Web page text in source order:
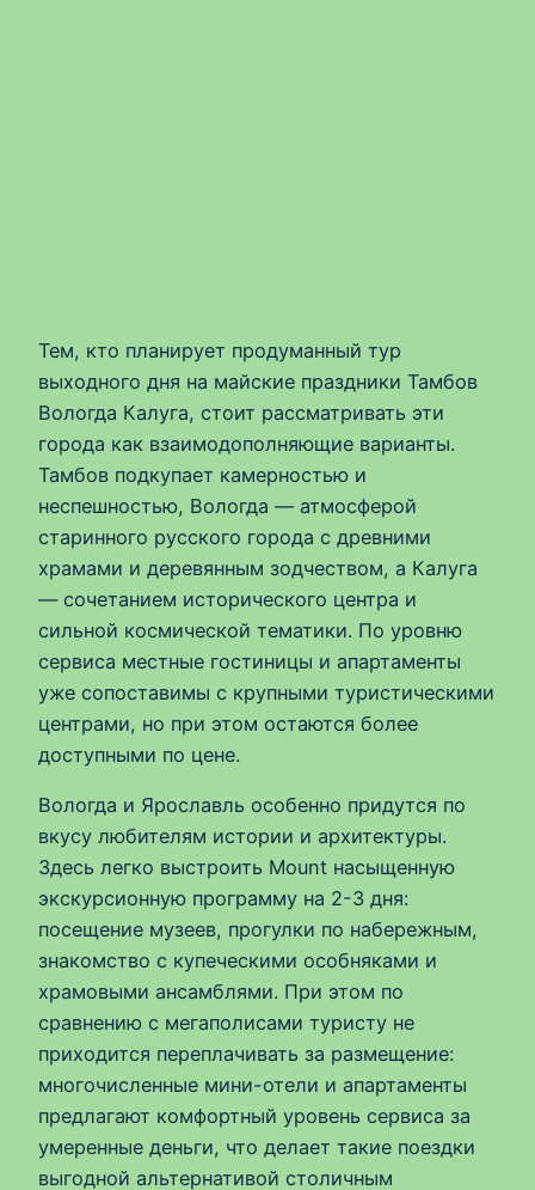
Тем, кто планирует продуманный тур
выходного дня на майские праздники Тамбов
Вологда Калуга, стоит рассматривать эти
города как взаимодополняющие варианты.
Тамбов подкупает камерностью и
неспешностью, Вологда — атмосферой
старинного русского города с древними
храмами и деревянным зодчеством, а Калуга
— сочетанием исторического центра и
сильной космической тематики. По уровню
сервиса местные гостиницы и апартаменты
уже сопоставимы с крупными туристическими
центрами, но при этом остаются более
доступными по цене.
Вологда и Ярославль особенно придутся по
вкусу любителям истории и архитектуры.
Здесь легко выстроить Mount насыщенную
экскурсионную программу на 2-3 дня:
посещение музеев, прогулки по набережным,
знакомство с купеческими особняками и
храмовыми ансамблями. При этом по
сравнению с мегаполисами туристу не
приходится переплачивать за размещение:
многочисленные мини-отели и апартаменты
предлагают комфортный уровень сервиса за
умеренные деньги, что делает такие поездки
выгодной альтернативой столичным